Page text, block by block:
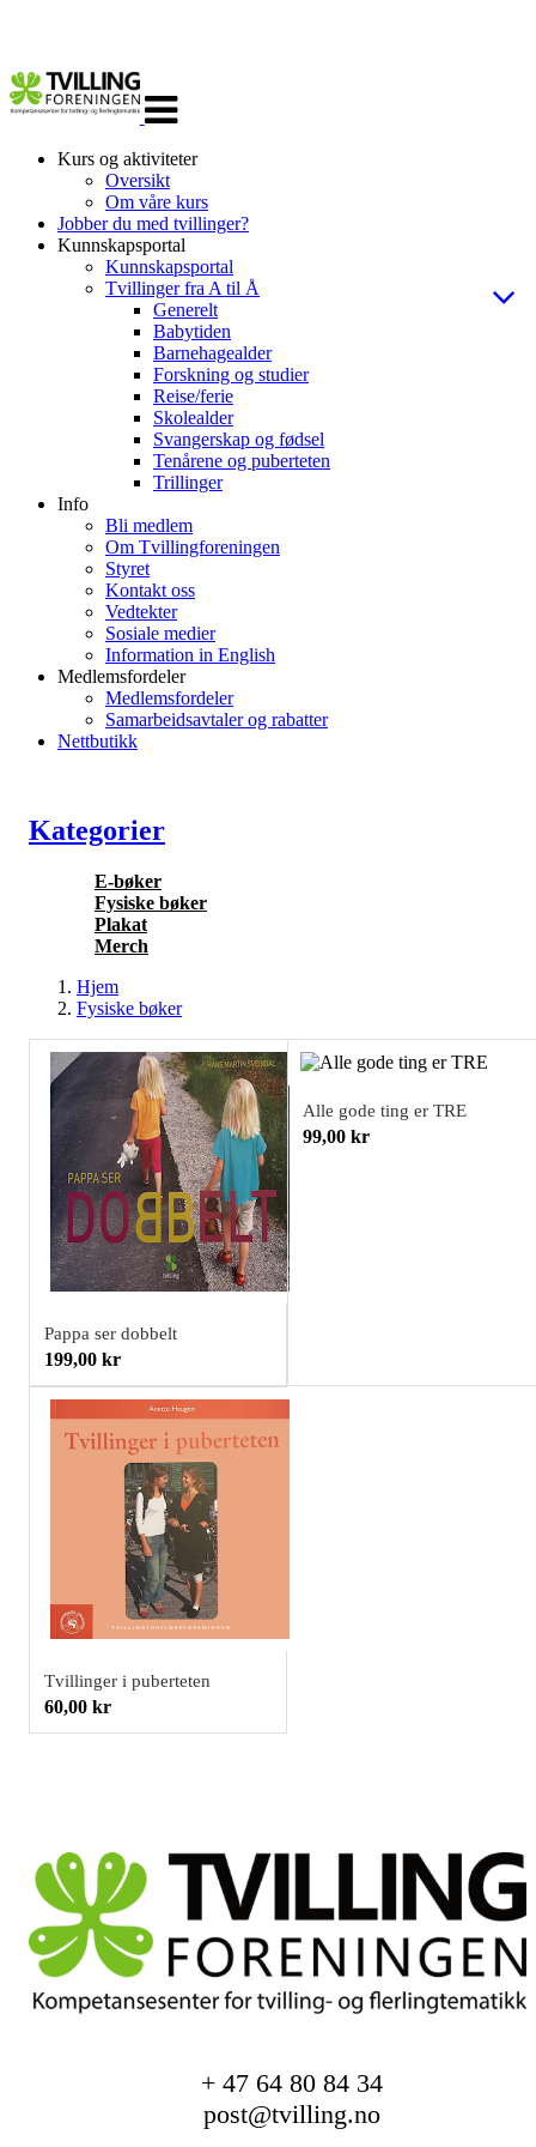
navigasjon
Kurs og aktiviteter
Oversikt
Om våre kurs
Jobber du med tvillinger?
Kunnskapsportal
Kunnskapsportal
Tvillinger fra A til Å
Generelt
Babytiden
Barnehagealder
Forskning og studier
Reise/ferie
Skolealder
Svangerskap og fødsel
Tenårene og puberteten
Trillinger
Info
Bli medlem
Om Tvillingforeningen
Styret
Kontakt oss
Vedtekter
Sosiale medier
Information in English
Medlemsfordeler
Medlemsfordeler
Samarbeidsavtaler og rabatter
Nettbutikk
Kategorier
E-bøker
Fysiske bøker
Plakat
Merch
Hjem
Fysiske bøker
Pappa ser dobbelt
199,00 kr
Alle gode ting er TRE
99,00 kr
Tvillinger i puberteten
60,00 kr
+ 47 64 80 84 34
post@tvilling.no